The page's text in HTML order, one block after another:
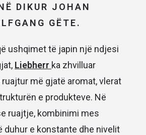
DIKUR JOHAN
GËTE.
ushqimet të japin një ndjesi
Liebherr ka zhvilluar
më gjatë aromat, vlerat
e produkteve. Në
ruajtje, kombinimi mes
duhur e konstante dhe nivelit